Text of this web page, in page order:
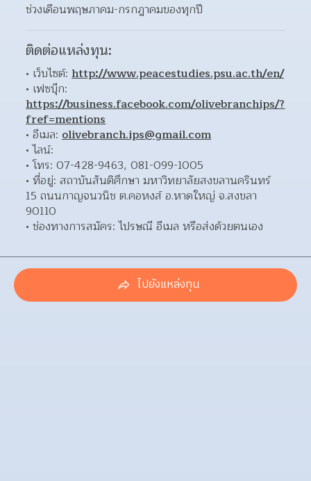
ช่วงเดือนพฤษภาคม-กรกฎาคมของทุกปี
ติดต่อแหล่งทุน:
เว็บไซต์: http://www.peacestudies.psu.ac.th/en/
https://business.facebook.com/olivebranchips/?
fref=mentions
อีเมล: olivebranch.ips@gmail.com
ไลน์:
โทร: 07-428-9463, 081-099-1005
ที่อยู่: สถาบันสันติศึกษา มหาวิทยาลัยสงขลานครินทร์
15 ถนนกาญจนวนิช ต.คอหงส์ อ.หาดใหญ่ จ.สงขลา
90110
ช่องทางการสมัคร: ไปรษณี อีเมล หรือส่งด้วยตนเอง
ไปยังแหล่งทุน